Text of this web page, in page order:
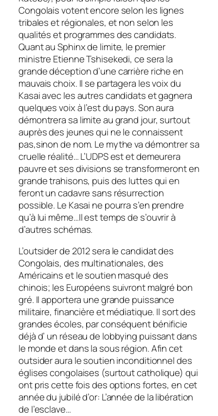
Congolais votent encore selon les lignes
tribales et régionales, et non selon les
qualités et programmes des candidats.
Quant au Sphinx de limite, le premier
ministre Etienne Tshisekedi, ce sera la
grande déception d’une carrière riche en
mauvais choix. Il se partagera les voix du
Kasai avec les autres candidats et gagnera
quelques voix à l’est du pays. Son aura
démontrera sa limite au grand jour, surtout
auprès des jeunes qui ne le connaissent
pas,sinon de nom. Le mythe va démontrer sa
cruelle réalité… L’UDPS est et demeurera
pauvre et ses divisions se transformeront en
grande trahisons, puis des luttes qui en
feront un cadavre sans résurrection
possible. Le Kasai ne pourra s’en prendre
qu’à lui même…Il est temps de s’ouvrir à
d’autres schémas.
L’outsider de 2012 sera le candidat des
Congolais, des multinationales, des
Américains et le soutien masqué des
chinois; les Européens suivront malgré bon
gré. Il apportera une grande puissance
militaire, financière et médiatique. Il sort des
grandes écoles, par conséquent bénificie
déjà d’ un réseau de lobbying puissant dans
le monde et dans la sous région. Afin cet
outsider aura le soutien inconditionnel des
églises congolaises (surtout catholique) qui
ont pris cette fois des options fortes, en cet
année du jubilé d’or: L’année de la libération
de l’esclave…